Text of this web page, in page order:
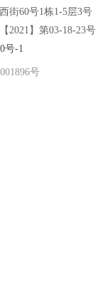
街60号1栋1-5层3号
2021】第03-18-23号
号-1
号